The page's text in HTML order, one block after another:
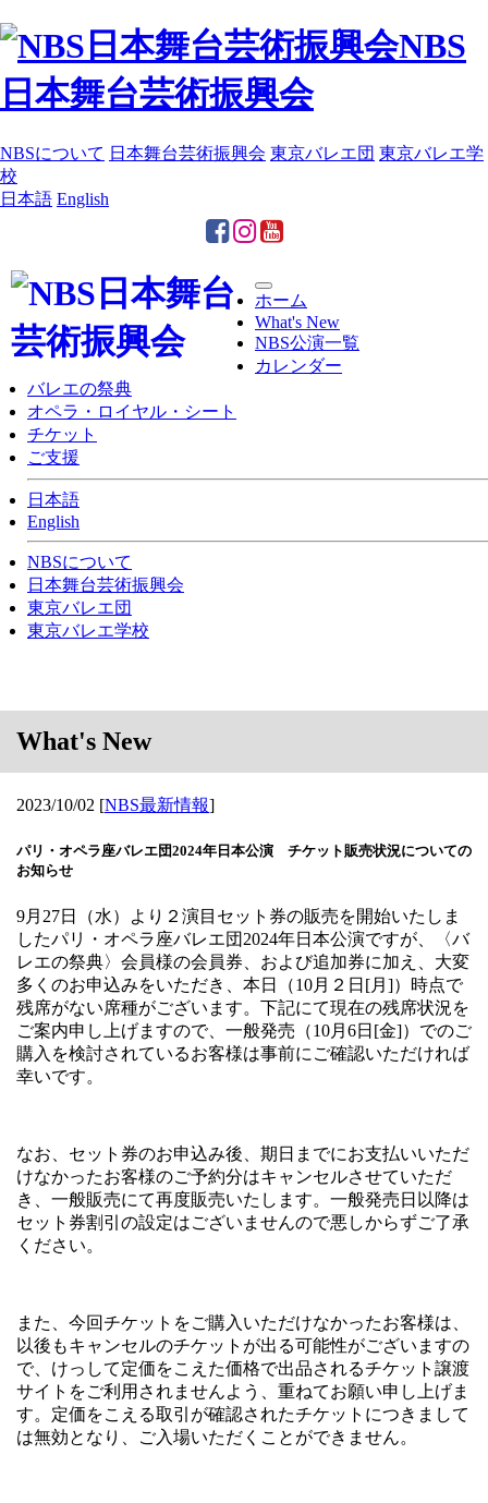
NBS
日本舞台芸術振興会
NBSについて 日本舞台芸術振興会 東京バレエ団 東京バレエ学
校
日本語 English
Toggle
navigation
ホーム
What's New
NBS公演一覧
カレンダー
バレエの祭典
オペラ・ロイヤル・シート
チケット
ご支援
日本語
English
NBSについて
日本舞台芸術振興会
東京バレエ団
東京バレエ学校
What's New
2023/10/02 [NBS最新情報]
パリ・オペラ座バレエ団2024年日本公演 チケット販売状況についての
お知らせ
9月 27日（水）より２演目セット券の販売を開始いたしま
したパリ・オペラ座バレエ団 2024年日本公演ですが、〈バ
レエの祭典〉会員様の会員券、および追加券に加え、大変
多くのお申込みをいただき、本日（10月２日 [月 ]）時点で
残席がない席種がございます。下記にて現在の残席状況を
ご案内申し上げますので、一般発売（10月 6日 [金]）でのご
購入を検討されているお客様は事前にご確認いただければ
幸いです。
なお、セット券のお申込み後、期日までにお支払いいただ
けなかったお客様のご予約分はキャンセルさせていただ
き、一般販売にて再度販売いたします。一般発売日以降は
セット券割引の設定はございませんので悪しからずご了承
ください。
また、今回チケットをご購入いただけなかったお客様は、
以後もキャンセルのチケットが出る可能性がございますの
で、けっして定価をこえた価格で出品されるチケット譲渡
サイトをご利用されませんよう、重ねてお願い申し上げま
す。定価をこえる取引が確認されたチケットにつきまして
は無効となり、ご入場いただくことができません。